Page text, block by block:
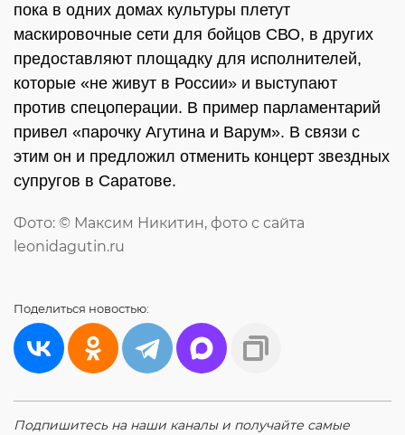
пока в одних домах культуры плетут
маскировочные сети для бойцов СВО, в других
предоставляют площадку для исполнителей,
которые «не живут в России» и выступают
против спецоперации. В пример парламентарий
привел «парочку Агутина и Варум». В связи с
этим он и предложил отменить концерт звездных
супругов в Саратове.
Фото: © Максим Никитин, фото с сайта
leonidagutin.ru
Поделиться новостью:
Подпишитесь на наши каналы и получайте самые